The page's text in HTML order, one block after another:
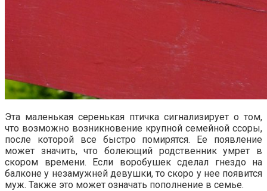
Эта маленькая серенькая птичка сигнализирует о том,
что возможно возникновение крупной семейной ссоры,
после которой все быстро помирятся. Ее появление
может значить, что болеющий родственник умрет в
скором времени. Если воробушек сделал гнездо на
балконе у незамужней девушки, то скоро у нее появится
муж. Также это может означать пополнение в семье.